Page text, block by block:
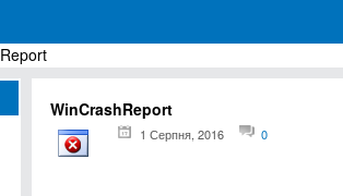
программ для Windows
WinCrashReport
1 Серпня, 2016 0